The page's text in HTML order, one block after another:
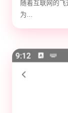
随着互联网的飞
为...